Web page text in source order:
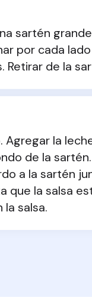
sartén
por cada
Retirar de la
Agregar la
de la
a la sartén
que la salsa
salsa.